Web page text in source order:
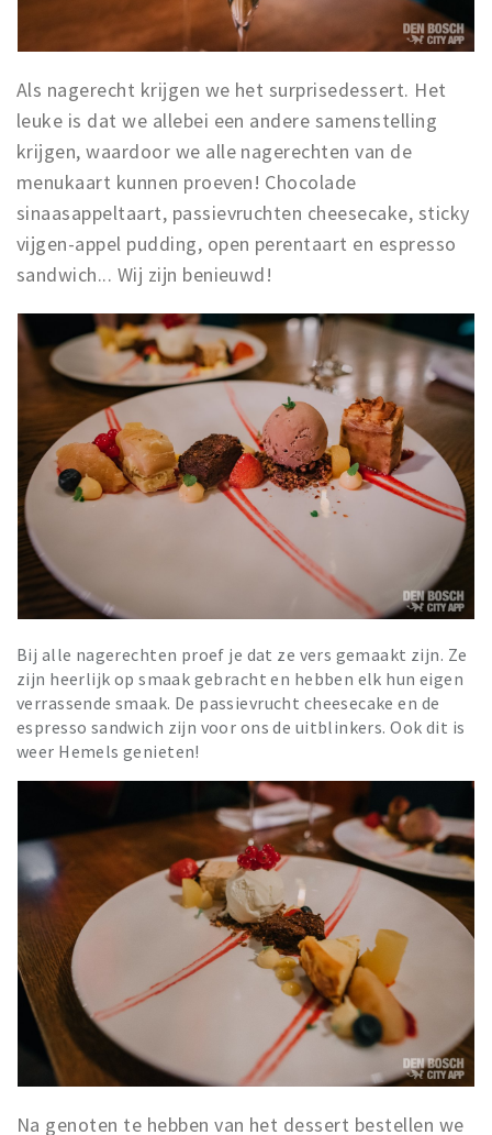
Als nagerecht krijgen we het surprisedessert. Het
leuke is dat we allebei een andere samenstelling
krijgen, waardoor we alle nagerechten van de
menukaart kunnen proeven! Chocolade
sinaasappeltaart, passievruchten cheesecake, sticky
vijgen-appel pudding, open perentaart en espresso
sandwich... Wij zijn benieuwd!
Bij alle nagerechten proef je dat ze vers gemaakt zijn. Ze
zijn heerlijk op smaak gebracht en hebben elk hun eigen
verrassende smaak. De passievrucht cheesecake en de
espresso sandwich zijn voor ons de uitblinkers. Ook dit is
weer Hemels genieten!
Na genoten te hebben van het dessert bestellen we